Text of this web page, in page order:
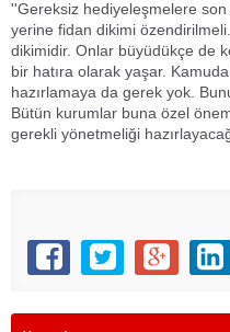
''Gereksiz hediyeleşmelere
yerine fidan dikimi
dikimidir. Onlar büyüdükçe de
bir hatıra olarak yaşar. Kamuda
hazırlamaya da gerek yok.
Bütün kurumlar buna özel
gerekli yönetmeliği